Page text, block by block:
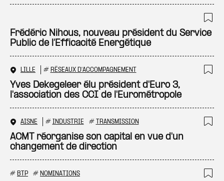
Frédéric Nihous, nouveau président du Service
Public de l’Efficacité Energétique
LILLE # RÉSEAUX D'ACCOMPAGNEMENT
Yves Dekegeleer élu président d'Euro 3,
l'association des CCI de l'Eurométropole
AISNE # INDUSTRIE # TRANSMISSION
ACMT réorganise son capital en vue d'un
changement de direction
# BTP # NOMINATIONS